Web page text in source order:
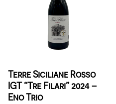
Terre Siciliane Rosso
IGT “Tre Filari” 2024 –
Eno Trio